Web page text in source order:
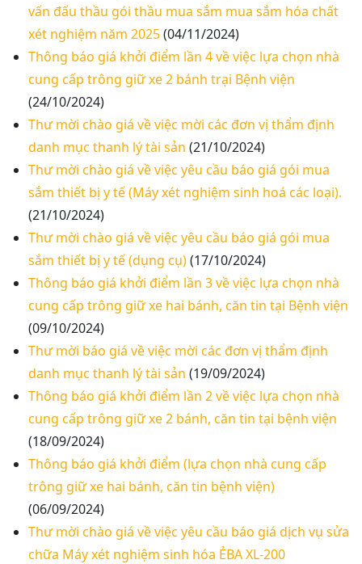
vấn đấu thầu gói thầu mua sắm mua sắm hóa chất
xét nghiệm năm 2025(04/11/2024)
Thông báo giá khởi điểm lần 4 về việc lựa chọn nhà
cung cấp trông giữ xe 2 bánh trại Bệnh viện
(24/10/2024)
Thư mời chào giá về việc mời các đơn vị thẩm định
danh mục thanh lý tài sản (21/10/2024)
Thư mời chào giá về việc yêu cầu báo giá gói mua
sắm thiết bị y tế (Máy xét nghiệm sinh hoá các loại).
(21/10/2024)
Thư mời chào giá về việc yêu cầu báo giá gói mua
sắm thiết bị y tế (dụng cụ)(17/10/2024)
Thông báo giá khởi điểm lần 3 về việc lựa chọn nhà
cung cấp trông giữ xe hai bánh, căn tin tại Bệnh viện
(09/10/2024)
Thư mời báo giá về việc mời các đơn vị thẩm định
danh mục thanh lý tài sản (19/09/2024)
Thông báo giá khởi điểm lần 2 về việc lựa chọn nhà
cung cấp trông giữ xe 2 bánh, căn tin tại bệnh viện
(18/09/2024)
Thông báo giá khởi điểm (lựa chọn nhà cung cấp
trông giữ xe hai bánh, căn tin bệnh viện)
(06/09/2024)
Thư mời chào giá về việc yêu cầu báo giá dịch vụ sửa
chữa Máy xét nghiệm sinh hóa ẺBA XL-200